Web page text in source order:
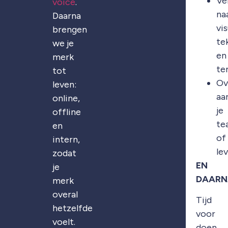
Daarna
brengen
we je
merk
tot
leven:
online,
offline
en
intern,
zodat
je
merk
overal
hetzelfde
voelt.
en
je
of
EN
Tijd
voor